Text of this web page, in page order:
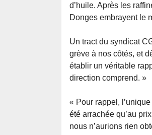
d’huile. Après les
Donges embrayent le
Un tract du syndicat
grève à nos côtés, et
établir un véritable
direction comprend. »
« Pour rappel,
été arrachée qu’au
nous n’aurions rien